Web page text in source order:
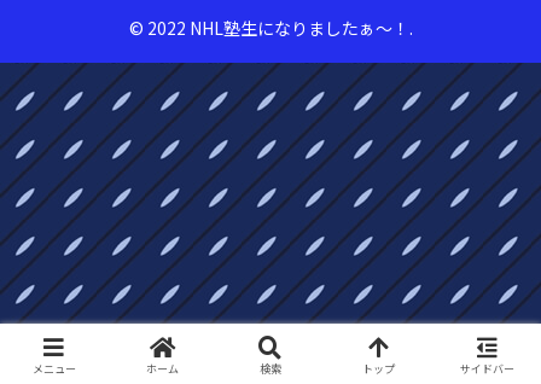
© 2022 NHL塾生になりましたぁ〜！.
メニュー ホーム 検索 トップ サイドバー